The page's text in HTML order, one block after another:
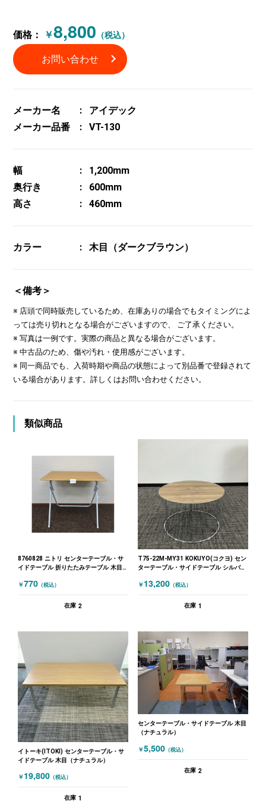
価格： ￥8,800 （税込）
お問い合わせ
メーカー名
アイデック
メーカー品番
VT-130
幅
1,200mm
奥行き
600mm
高さ
460mm
カラー 木目（ダークブラウン）
＜備考＞
※ 店頭で同時販売しているため、在庫ありの場合でもタイミングによ
っては売り切れとなる場合がございますので、 ご了承ください。
※ 写真は一例です。実際の商品と異なる場合がございます。
※ 中古品のため、傷や汚れ・使用感がございます。
※ 同一商品でも、入荷時期や商品の状態によって別品番で登録されて
いる場合があります。詳しくはお問い合わせください。
類似商品
8760828 ニトリ センターテーブル・サ
イドテーブル 折りたたみテーブル 木目
￥770 （税込）
在庫 2
T75-22M-MY31 KOKUYO(コクヨ) セン
ターテーブル・サイドテーブル シルバー
￥ 13,200 （税込）
在庫 1
イトーキ(ITOKI) センターテーブル・サ
イドテーブル 木目（ナチュラル）
￥ 19,800 （税込）
在庫 1
センターテーブル・サイドテーブル 木目
（ナチュラル）
￥5,500 （税込）
在庫 2